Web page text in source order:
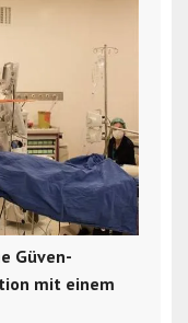
Güven-
mit einem